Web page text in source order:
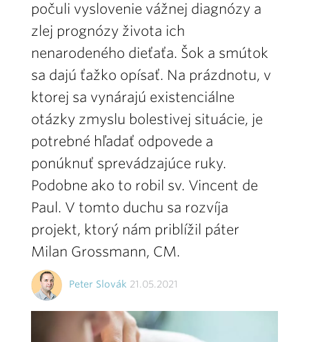
počuli vyslovenie vážnej diagnózy a
zlej prognózy života ich
nenarodeného dieťaťa. Šok a smútok
sa dajú ťažko opísať. Na prázdnotu, v
ktorej sa vynárajú existenciálne
otázky zmyslu bolestivej situácie, je
potrebné hľadať odpovede a
ponúknuť sprevádzajúce ruky.
Podobne ako to robil sv. Vincent de
Paul. V tomto duchu sa rozvíja
projekt, ktorý nám priblížil páter
Milan Grossmann, CM.
Peter Slovák 21.05.2021